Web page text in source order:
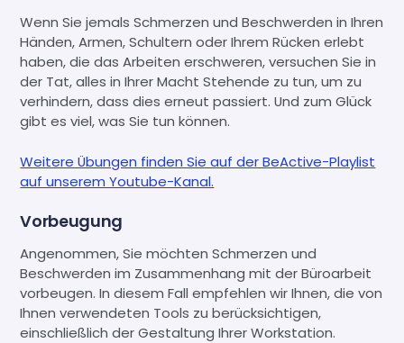
Wenn Sie jemals Schmerzen und Beschwerden in Ihren
Händen, Armen, Schultern oder Ihrem Rücken erlebt
haben, die das Arbeiten erschweren, versuchen Sie in
der Tat, alles in Ihrer Macht Stehende zu tun, um zu
verhindern, dass dies erneut passiert. Und zum Glück
gibt es viel, was Sie tun können.
Weitere Übungen finden Sie auf der BeActive-Playlist
auf unserem Youtube-Kanal.
Vorbeugung
Angenommen, Sie möchten Schmerzen und
Beschwerden im Zusammenhang mit der Büroarbeit
vorbeugen. In diesem Fall empfehlen wir Ihnen, die von
Ihnen verwendeten Tools zu berücksichtigen,
einschließlich der Gestaltung Ihrer Workstation.